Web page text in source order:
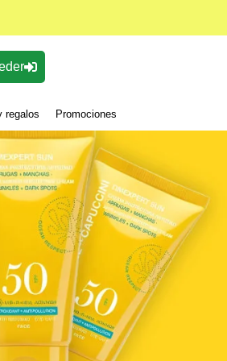
regalos Promociones